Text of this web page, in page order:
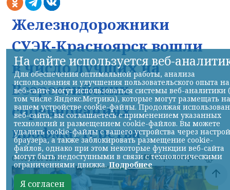
Железнодорожники
СУЭК-Красноярск вошли
в число лучших на
Всероссийских
соревнованиях
профмастерства
07.08.2026 22:13 НИА-Красноярск
На сайте используется веб-
Для обеспечения оптимальной работы, анализа
использования и улучшения пользовательского опыта на
веб-сайте могут использоваться системы веб-аналитики
том числе Яндекс.Метрика), которые могут размещать на
вашем устройстве cookie-файлы. Продолжая
веб-сайта, вы соглашаетесь с применением указанных
технологий и размещением cookie-файлов. Вы можете
удалить cookie-файлы с вашего устройства через
браузера, а также заблокировать размещение cookie-
файлов, однако при этом некоторые функции веб-сайта
могут быть недоступными в связи с технологическими
ограничениями движка.Подробнее
Я согласен